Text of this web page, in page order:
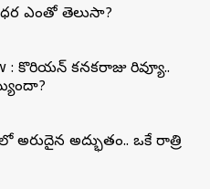
ధర ఎంతో తెలుసా?
: కొరియన్ కనకరాజు రివ్యూ..
అరుదైన అద్భుతం.. ఒకే రాత్రి